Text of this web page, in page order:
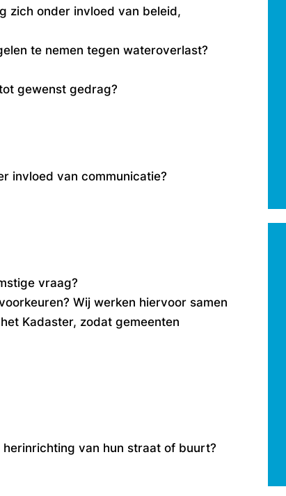
zich onder invloed van beleid,
te nemen tegen wateroverlast?
gewenst gedrag?
invloed van communicatie?
vraag?
Wij werken hiervoor samen
Kadaster, zodat gemeenten
van hun straat of buurt?